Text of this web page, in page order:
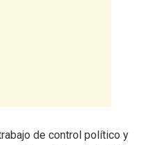
de control político y